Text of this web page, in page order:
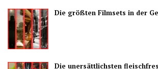
Die größten Filmsets in der
Die unersättlichsten